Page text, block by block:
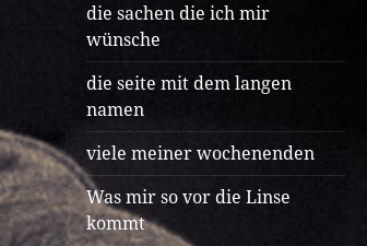
die sachen die ich mir
wünsche
die seite mit dem langen
namen
viele meiner wochenenden
Was mir so vor die Linse
kommt